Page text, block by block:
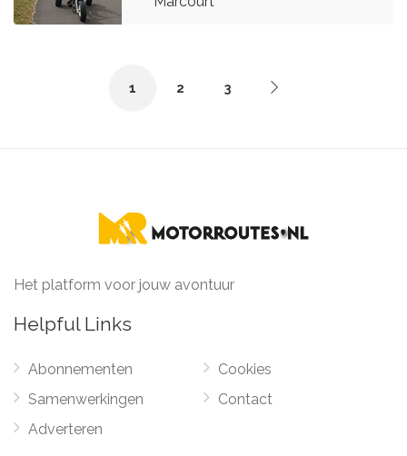
1 2 3
Het platform voor jouw avontuur
Helpful Links
Abonnementen
Samenwerkingen
Adverteren
Cookies
Contact